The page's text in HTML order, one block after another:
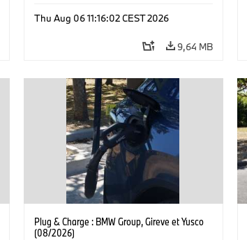
Thu Aug 06 11:16:02 CEST 2026
9,64 MB
Plug & Charge : BMW Group, Gireve et Yusco
(08/2026)